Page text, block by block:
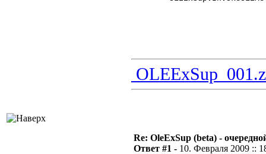
Re: OleExSup (beta) -
Ответ #1 - 10. Февраля 2009 ::